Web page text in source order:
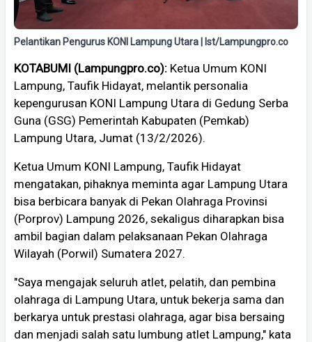
Pelantikan Pengurus KONI Lampung Utara | Ist/Lampungpro.co
KOTABUMI (Lampungpro.co): Ketua Umum KONI
Lampung, Taufik Hidayat, melantik personalia
kepengurusan KONI Lampung Utara di Gedung Serba
Guna (GSG) Pemerintah Kabupaten (Pemkab)
Lampung Utara, Jumat (13/2/2026).
Ketua Umum KONI Lampung, Taufik Hidayat
mengatakan, pihaknya meminta agar Lampung Utara
bisa berbicara banyak di Pekan Olahraga Provinsi
(Porprov) Lampung 2026, sekaligus diharapkan bisa
ambil bagian dalam pelaksanaan Pekan Olahraga
Wilayah (Porwil) Sumatera 2027.
"Saya mengajak seluruh atlet, pelatih, dan pembina
olahraga di Lampung Utara, untuk bekerja sama dan
berkarya untuk prestasi olahraga, agar bisa bersaing
dan menjadi salah satu lumbung atlet Lampung," kata